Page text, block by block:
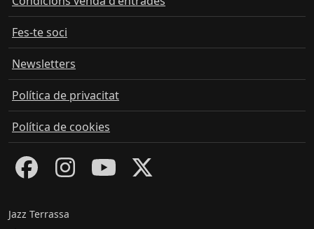
Fes-te soci
Newsletters
Política de privacitat
Política de cookies
Jazz Terrassa